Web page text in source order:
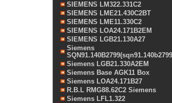
SIEMENS LM322.331C2
SIEMENS LME21.430C2BT
SIEMENS LME11.330C2
SIEMENS LOA24.171B2EM
SIEMENS LGB21.130A27
Siemens
Siemens LGB21.330A2EM
Siemens Base AGK11 Box
Siemens LOA24.171B27
R.B.L RMG88.62C2 Siemens
Siemens LFL1.322